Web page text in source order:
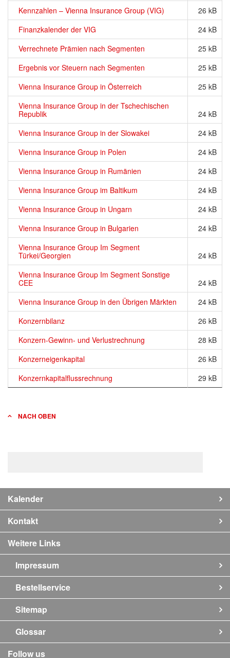
Kennzahlen – Vienna Insurance Group (VIG)
26 kB
Finanzkalender der VIG
24 kB
Verrechnete Prämien nach Segmenten
25 kB
Ergebnis vor Steuern nach Segmenten
25 kB
Vienna Insurance Group in Österreich
25 kB
Vienna Insurance Group in der Tschechischen
Republik
24 kB
Vienna Insurance Group in der Slowakei
24 kB
Vienna Insurance Group in Polen
24 kB
Vienna Insurance Group in Rumänien
24 kB
Vienna Insurance Group im Baltikum
24 kB
Vienna Insurance Group in Ungarn
24 kB
Vienna Insurance Group in Bulgarien
24 kB
Vienna Insurance Group Im Segment
Türkei/Georgien
24 kB
Vienna Insurance Group Im Segment Sonstige
CEE
24 kB
Vienna Insurance Group in den Übrigen Märkten
24 kB
Konzernbilanz
26 kB
Konzern-Gewinn- und Verlustrechnung
28 kB
Konzerneigenkapital
26 kB
Konzernkapitalflussrechnung
29 kB
NACH OBEN
Kalender
Kontakt
Weitere Links
Impressum
Bestellservice
Sitemap
Glossar
Follow us